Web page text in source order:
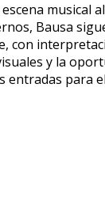
Bausa
con
y la
para